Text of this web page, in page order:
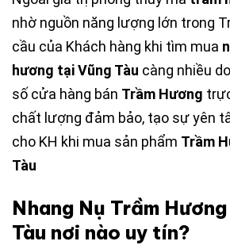
nhờ nguồn năng lượng lớn trong
cầu của Khách hàng khi tìm mua
hương tại Vũng Tàu càng nhiều
số cửa hàng bán Trầm Hương
chất lượng đảm bảo, tạo sự yên
cho KH khi mua sản phẩm Trầm
Tàu
Nhang Nụ Trầm
Tàu nơi nào uy tín?